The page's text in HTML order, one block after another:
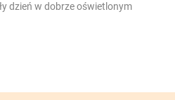
dzień w dobrze oświetlonym